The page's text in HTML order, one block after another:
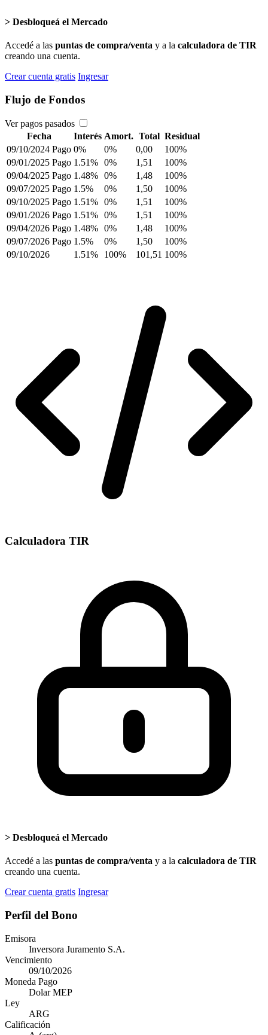
> Desbloqueá el Mercado
Accedé a las puntas de compra/venta y a la calculadora de TIR
creando una cuenta.
Crear cuenta gratis Ingresar
Flujo de Fondos
Ver pagos pasados
Fecha
Interés Amort. Total Residual
09/10/2024 Pago 0% 0% 0,00
100%
09/01/2025 Pago 1.51% 0% 1,51
100%
09/04/2025 Pago 1.48% 0% 1,48
100%
09/07/2025 Pago 1.5% 0% 1,50
100%
09/10/2025 Pago 1.51% 0% 1,51
100%
09/01/2026 Pago 1.51% 0% 1,51
100%
09/04/2026 Pago 1.48% 0% 1,48
100%
09/07/2026 Pago 1.5% 0% 1,50
100%
09/10/2026
1.51% 100% 101,51 100%
Calculadora TIR
> Desbloqueá el Mercado
Accedé a las puntas de compra/venta y a la calculadora de TIR
creando una cuenta.
Crear cuenta gratis Ingresar
Perfil del Bono
Emisora
Inversora Juramento S.A.
Vencimiento
09/10/2026
Moneda Pago
Dolar MEP
Ley
ARG
Calificación